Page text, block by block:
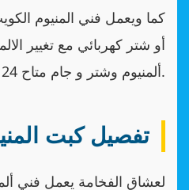
كما ويعمل فني المنيوم
أو شتر كهربائي مع تغيير
ألمنيوم وشتر و جام متاح 24 ساعة.
تفصيل كبت
لعشاق الفخامة يعمل فني